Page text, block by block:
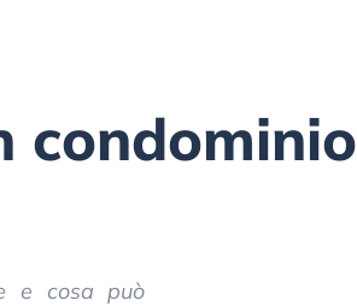
condominio
e cosa può